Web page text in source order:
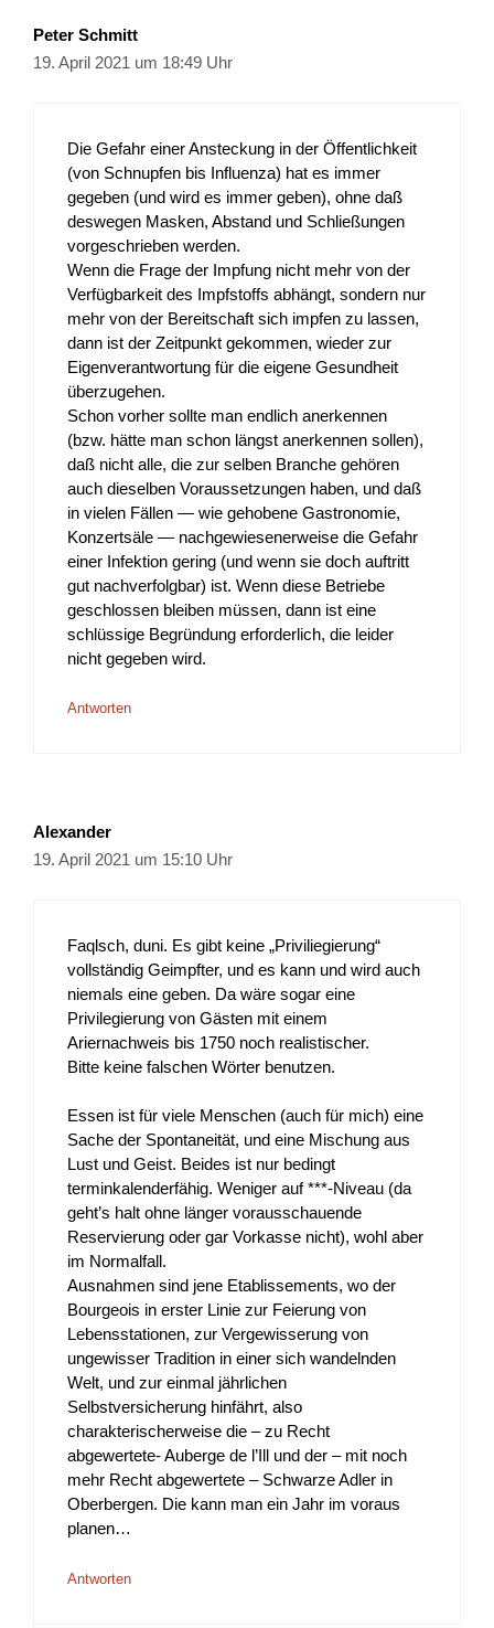
Peter Schmitt
19. April 2021 um 18:49 Uhr
Die Gefahr einer Ansteckung in der Öffentlichkeit
(von Schnupfen bis Influenza) hat es immer
gegeben (und wird es immer geben), ohne daß
deswegen Masken, Abstand und Schließungen
vorgeschrieben werden.
Wenn die Frage der Impfung nicht mehr von der
Verfügbarkeit des Impfstoffs abhängt, sondern nur
mehr von der Bereitschaft sich impfen zu lassen,
dann ist der Zeitpunkt gekommen, wieder zur
Eigenverantwortung für die eigene Gesundheit
überzugehen.
Schon vorher sollte man endlich anerkennen
(bzw. hätte man schon längst anerkennen sollen),
daß nicht alle, die zur selben Branche gehören
auch dieselben Voraussetzungen haben, und daß
in vielen Fällen — wie gehobene Gastronomie,
Konzertsäle — nachgewiesenerweise die Gefahr
einer Infektion gering (und wenn sie doch auftritt
gut nachverfolgbar) ist. Wenn diese Betriebe
geschlossen bleiben müssen, dann ist eine
schlüssige Begründung erforderlich, die leider
nicht gegeben wird.
Antworten
Alexander
19. April 2021 um 15:10 Uhr
Faqlsch, duni. Es gibt keine „Priviliegierung“
vollständig Geimpfter, und es kann und wird auch
niemals eine geben. Da wäre sogar eine
Privilegierung von Gästen mit einem
Ariernachweis bis 1750 noch realistischer.
Bitte keine falschen Wörter benutzen.
Essen ist für viele Menschen (auch für mich) eine
Sache der Spontaneität, und eine Mischung aus
Lust und Geist. Beides ist nur bedingt
terminkalenderfähig. Weniger auf ***-Niveau (da
geht’s halt ohne länger vorausschauende
Reservierung oder gar Vorkasse nicht), wohl aber
im Normalfall.
Ausnahmen sind jene Etablissements, wo der
Bourgeois in erster Linie zur Feierung von
Lebensstationen, zur Vergewisserung von
ungewisser Tradition in einer sich wandelnden
Welt, und zur einmal jährlichen
Selbstversicherung hinfährt, also
charakterischerweise die – zu Recht
abgewertete- Auberge de l’Ill und der – mit noch
mehr Recht abgewertete – Schwarze Adler in
Oberbergen. Die kann man ein Jahr im voraus
planen…
Antworten